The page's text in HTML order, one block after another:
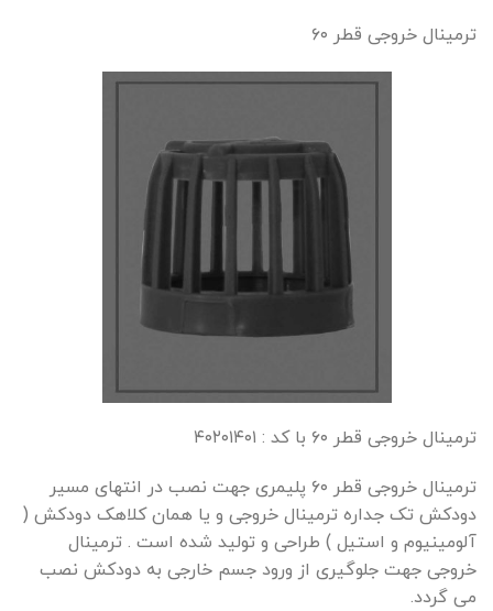
ترمینال خروجی قطر ۶۰
ترمینال خروجی قطر ۶۰ با کد : ۴۰۲۰۱۴۰۱
ترمینال خروجی قطر ۶۰ پلیمری جهت نصب در انتهای مسیر
دودکش تک جداره ترمینال خروجی و یا همان کلاهک دودکش (
آلومینیوم و استیل ) طراحی و تولید شده است . ترمینال
خروجی جهت جلوگیری از ورود جسم خارجی به دودکش نصب
می گردد.